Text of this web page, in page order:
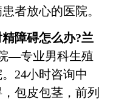
者放心的医院。
障碍怎么办?兰
—专业男科生殖
24小时咨询中
包皮包茎，前列